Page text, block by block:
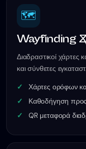
🗺️
Wayfinding
Διαδραστικοί χάρτες
και σύνθετες
Χάρτες ορόφων
Καθοδήγηση
QR μεταφορά